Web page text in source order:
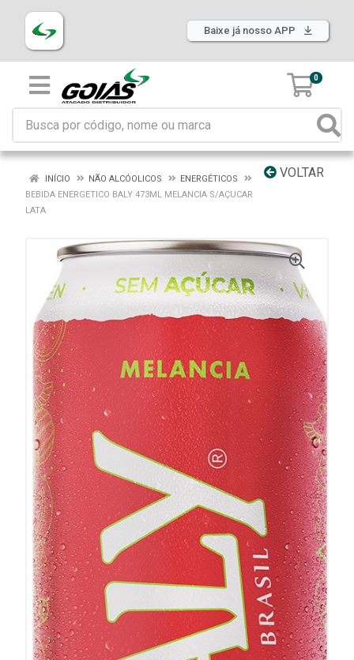
Baixe já nosso APP
0
VOLTAR
INÍCIO NÃO ALCÓOLICOS
ENERGÉTICOS
BEBIDA ENERGETICO BALY 473ML MELANCIA S/AÇUCAR
LATA